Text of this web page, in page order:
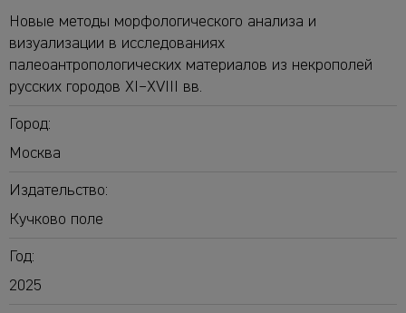
Новые методы морфологического анализа и
визуализации в исследованиях
палеоантропологических материалов из некрополей
русских городов XI–XVIII вв.
Город:
Москва
Издательство:
Кучково поле
Год:
2025